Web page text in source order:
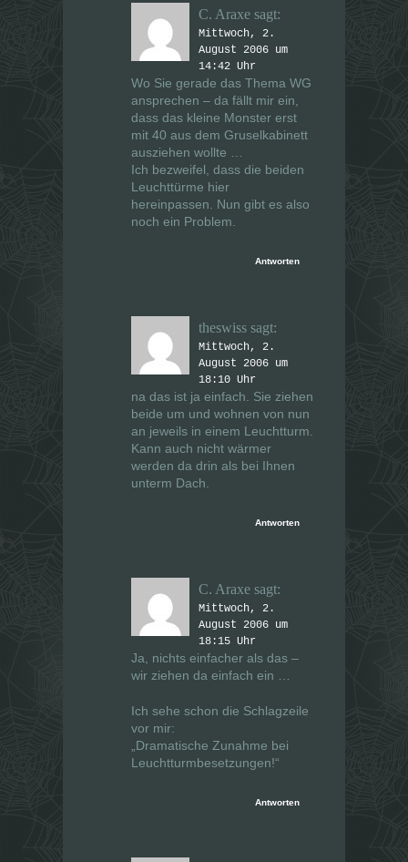
C. Araxe sagt:
Mittwoch, 2.
August 2006 um
14:42 Uhr
Wo Sie gerade das Thema WG
ansprechen – da fällt mir ein,
dass das kleine Monster erst
mit 40 aus dem Gruselkabinett
ausziehen wollte …
Ich bezweifel, dass die beiden
Leuchttürme hier
hereinpassen. Nun gibt es also
noch ein Problem.
Antworten
theswiss sagt:
Mittwoch, 2.
August 2006 um
18:10 Uhr
na das ist ja einfach. Sie ziehen
beide um und wohnen von nun
an jeweils in einem Leuchtturm.
Kann auch nicht wärmer
werden da drin als bei Ihnen
unterm Dach.
Antworten
C. Araxe sagt:
Mittwoch, 2.
August 2006 um
18:15 Uhr
Ja, nichts einfacher als das –
wir ziehen da einfach ein …
Ich sehe schon die Schlagzeile
vor mir:
„Dramatische Zunahme bei
Leuchtturmbesetzungen!“
Antworten